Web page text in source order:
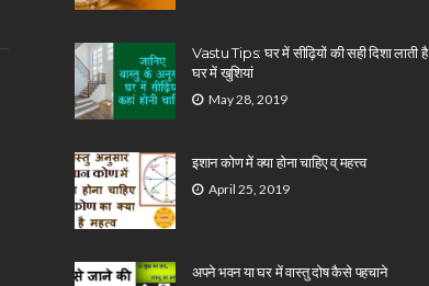
Vastu Tips: घर में सीढ़ियों की सही दिशा लाती है
घर में खुशियां
May 28, 2019
इशान कोण में क्या होना चाहिए व् महत्त्व
April 25, 2019
अपने भवन या घर में वास्तु दोष कैसे पहचाने